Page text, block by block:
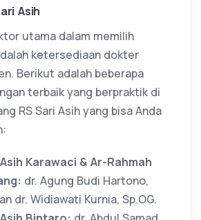
Asih
utama dalam memilih
ketersediaan dokter
Berikut adalah beberapa
terbaik yang berpraktik di
RS Sari Asih yang bisa Anda
Karawaci & Ar-Rahmah
dr. Agung Budi Hartono,
dr. Widiawati Kurnia, Sp.OG.